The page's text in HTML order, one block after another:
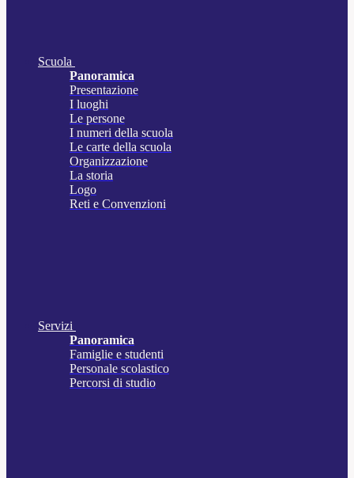
Scuola
Panoramica
Presentazione
I luoghi
Le persone
I numeri della scuola
Le carte della scuola
Organizzazione
La storia
Logo
Reti e Convenzioni
Servizi
Panoramica
Famiglie e studenti
Personale scolastico
Percorsi di studio